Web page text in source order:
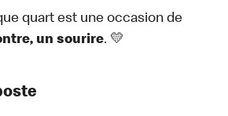
quart est une occasion de
un sourire. 💛